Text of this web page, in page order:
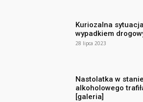
Kuriozalna
wypadkiem
28 lipca 2023
Nastolatka w
alkoholowego
[galeria]